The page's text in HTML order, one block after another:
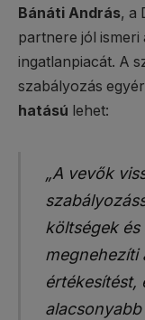
Bánáti András, a
partnere jól
ingatlanpiacát. A
szabályozás
hatású lehet:
„A vevők
költségek
megnehezíti
értékesítést,